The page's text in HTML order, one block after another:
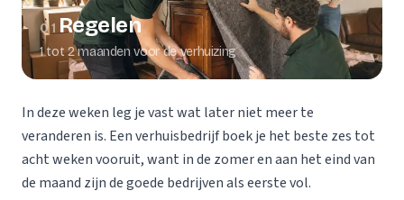
01 Regelen
1 tot 2 maanden voor de verhuizing
In deze weken leg je vast wat later niet meer te
veranderen is. Een verhuisbedrijf boek je het beste zes tot
acht weken vooruit, want in de zomer en aan het eind van
de maand zijn de goede bedrijven als eerste vol.